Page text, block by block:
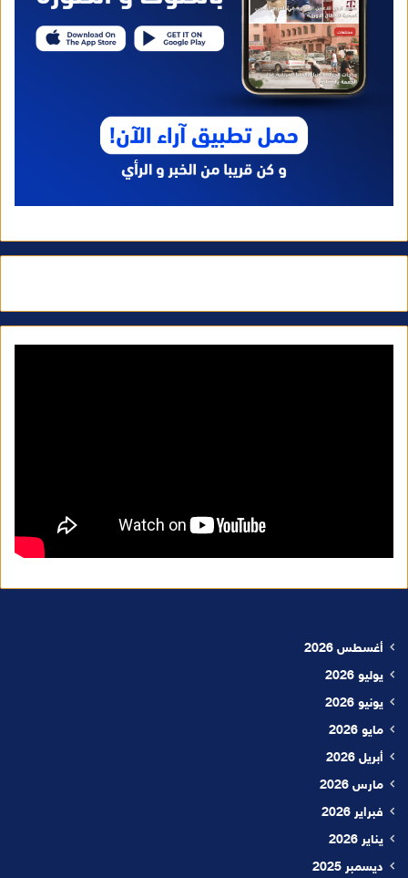
أغسطس 2026
يوليو 2026
يونيو 2026
مايو 2026
أبريل 2026
مارس 2026
فبراير 2026
يناير 2026
ديسمبر 2025